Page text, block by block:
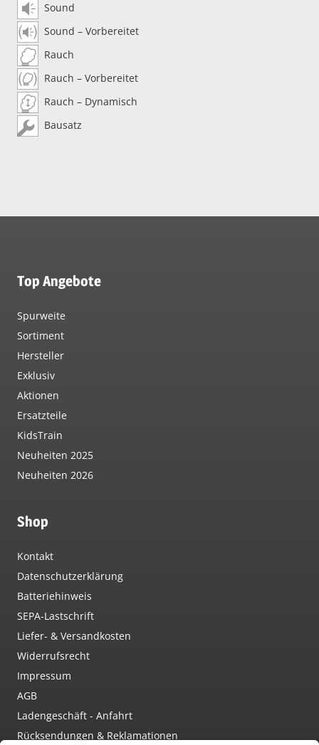
Sound
Sound – Vorbereitet
Rauch
Rauch – Vorbereitet
Rauch – Dynamisch
Bausatz
Top Angebote
Spurweite
Sortiment
Hersteller
Exklusiv
Aktionen
Ersatzteile
KidsTrain
Neuheiten 2025
Neuheiten 2026
Shop
Kontakt
Datenschutzerklärung
Batteriehinweis
SEPA-Lastschrift
Liefer- & Versandkosten
Widerrufsrecht
Impressum
AGB
Ladengeschäft - Anfahrt
Rücksendungen & Reklamationen